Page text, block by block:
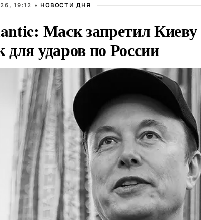
19:12 • НОВОСТИ ДНЯ
Маск запретил Киеву
ударов по России